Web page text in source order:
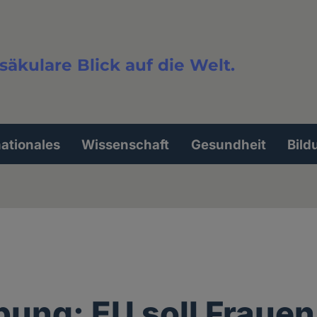
Blick auf die Welt.
Wissenschaft Gesundheit